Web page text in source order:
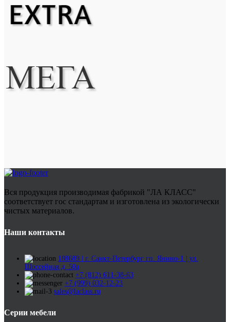
Вся продукция производимая фабрикой "ЛА КЛАСС"
соответствует гос стандартам и изготовлена из экологически
чистых материалов.
Наши контакты
188689 | г. Санкт-Петербург гп. Янино-1 | ул.
Шоссейная д. 50а
+7 (812) 611-38-63
+7 (999) 032-12-23
sales@laclass.ru
Серии мебели